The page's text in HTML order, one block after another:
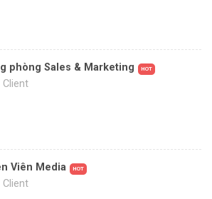
phòng Sales & Marketing HOT
Client
Viên Media HOT
Client